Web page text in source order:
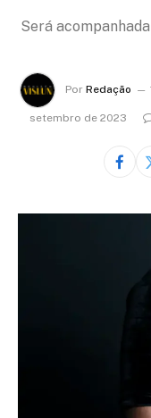
Será
Por Redação
setembro de 2023